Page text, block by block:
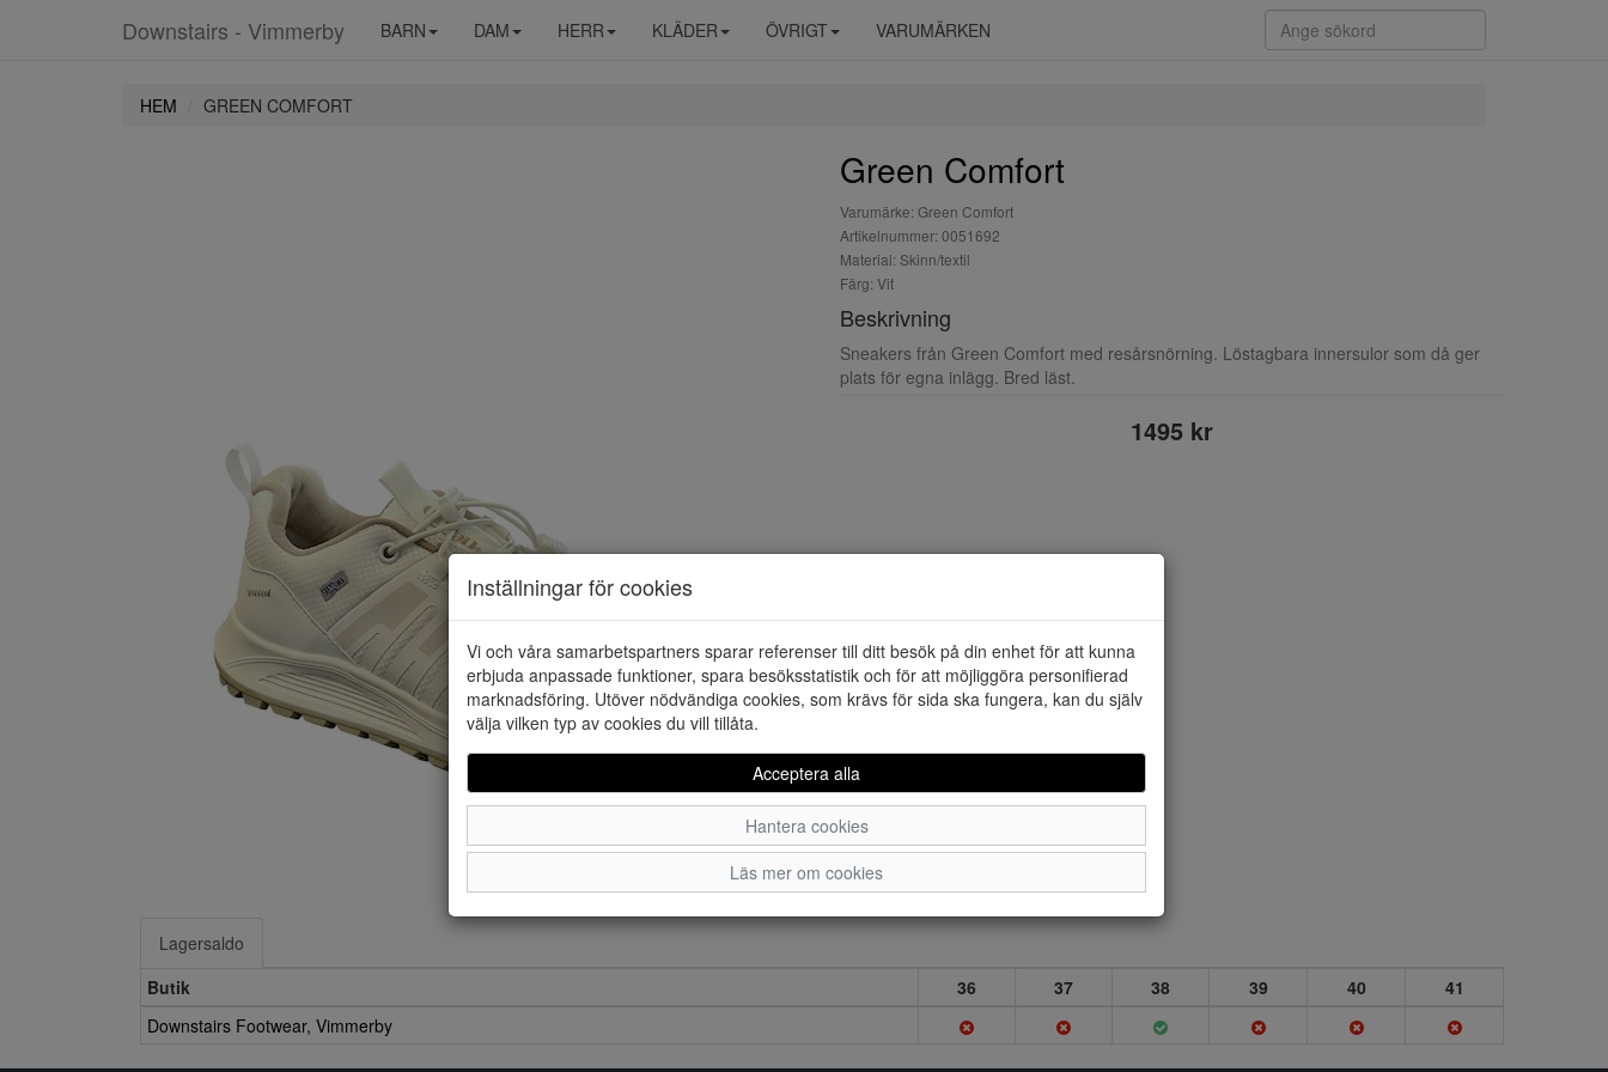
Downstairs - Vimmerby BARN DAM HERR KLÄDER ÖVRIGT VARUMÄRKEN
HEM GREEN COMFORT
Green Comfort
Varumärke: Green Comfort
Artikelnummer: 0051692
Material: Skinn/textil
Färg: Vit
Beskrivning
Sneakers från Green Comfort med resårsnörning. Löstagbara innersulor som då ger
plats för egna inlägg. Bred läst.
1495 kr
Lagersaldo
Butik
36 37 38 39 40
41
Downstairs Footwear, Vimmerby
Inställningar för cookies
Vi och våra samarbetspartners sparar referenser till ditt besök på din enhet för att kunna
erbjuda anpassade funktioner, spara besöksstatistik och för att möjliggöra personifierad
marknadsföring. Utöver nödvändiga cookies, som krävs för sida ska fungera, kan du själv
välja vilken typ av cookies du vill tillåta.
Acceptera alla
Hantera cookies
Läs mer om cookies